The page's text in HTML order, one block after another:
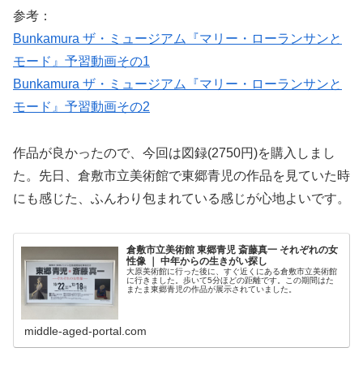
参考：
Bunkamura ザ・ミュージアム『マリー・ローランサンと
モード』予習動画その1
Bunkamura ザ・ミュージアム『マリー・ローランサンと
モード』予習動画その2
作品が良かったので、今回は図録(2750円)を購入しまし
た。先日、倉敷市立美術館で東郷青児の作品を見ていた時
にも感じた、ふんわり包まれている感じが心地よいです。
倉敷市立美術館 東郷青児 斎藤真一 それぞれの女
性像 ｜ 中年からの生きがい探し
大原美術館に行った後に、すぐ近くにある倉敷市立美術館
に行きました。歩いて5分ほどの距離です。この期間はた
またま東郷青児の作品が展示されていました。
middle-aged-portal.com